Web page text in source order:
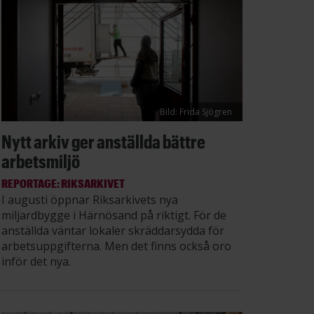
Bild: Frida Sjögren
Nytt arkiv ger anställda bättre
arbetsmiljö
REPORTAGE: RIKSARKIVET
I augusti öppnar Riksarkivets nya
miljardbygge i Härnösand på riktigt. För de
anställda väntar lokaler skräddarsydda för
arbetsuppgifterna. Men det finns också oro
inför det nya.